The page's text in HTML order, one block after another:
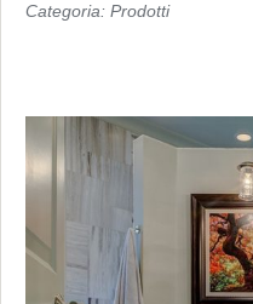
Categoria: Prodotti